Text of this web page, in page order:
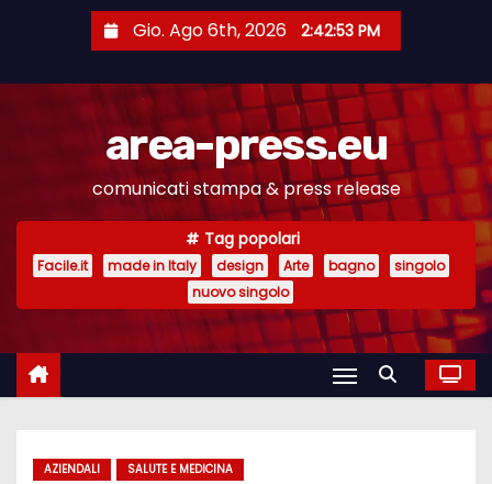
e
Gio. Ago 6th, 2026 2:42:53 PM
area-press.eu
comunicati stampa & press release
Tag popolari
Facile.it made in Italy design Arte bagno
singolo
nuovo singolo
AZIENDALI SALUTE E MEDICINA